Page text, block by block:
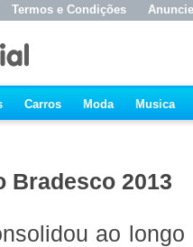
Termos e Condições Anuncie
Carros Moda Musica
Bradesco 2013
ao longo